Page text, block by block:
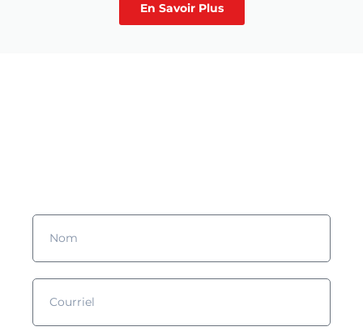
En Savoir Plus